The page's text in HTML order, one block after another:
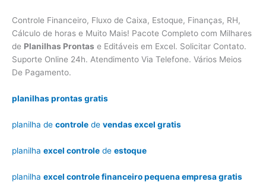
Controle Financeiro, Fluxo de Caixa, Estoque, Finanças, RH,
Cálculo de horas e Muito Mais! Pacote Completo com Milhares
de Planilhas Prontas e Editáveis em Excel. Solicitar Contato.
Suporte Online 24h. Atendimento Via Telefone. Vários Meios
De Pagamento.
planilhas prontas gratis
planilha de controle de vendas excel gratis
planilha excel controle de estoque
planilha excel controle financeiro pequena empresa gratis